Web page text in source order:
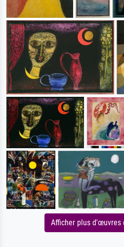
Afficher plus d'œuvres